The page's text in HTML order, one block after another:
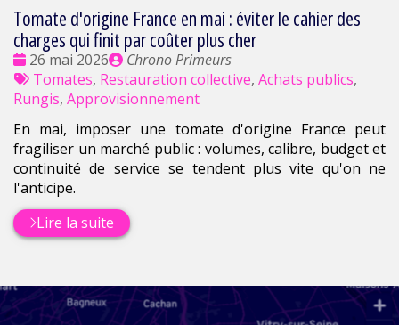
Tomate d'origine France en mai : éviter le cahier des
charges qui finit par coûter plus cher
Date
:
26 mai 2026
Publié
par
Chrono Primeurs
Tags
:
Tomates, Restauration collective, Achats publics,
Rungis, Approvisionnement
En mai, imposer une tomate d'origine France peut
fragiliser un marché public : volumes, calibre, budget et
continuité de service se tendent plus vite qu'on ne
l'anticipe.
Lire la suite